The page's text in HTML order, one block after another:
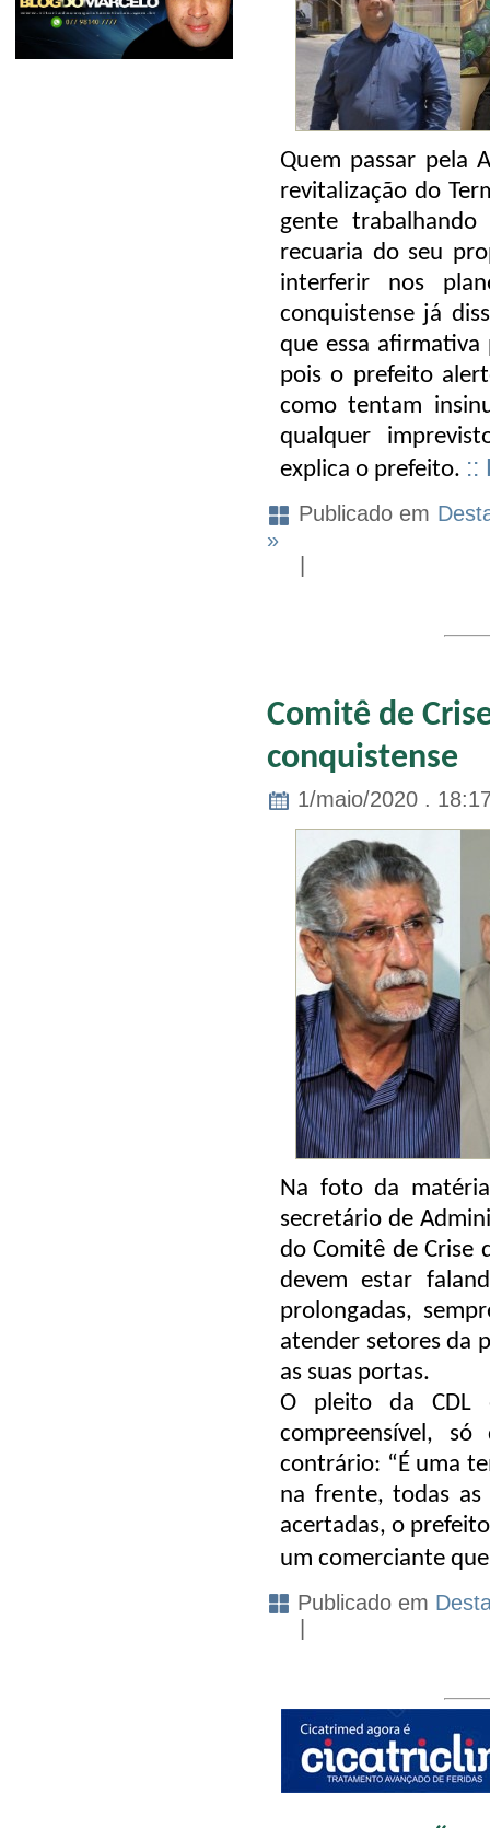
Quem passar pela
revitalização do
gente
recuaria do seu
interferir nos
conquistense já
que essa
pois o prefeito
como tentam
qualquer
explica o prefeito. ::
Publicado em
»
Comitê de
conquistense
1/maio/2020 .
Na foto da
secretário de
do Comitê de Crise
devem estar
prolongadas,
atender setores da
as suas portas.
O pleito da CDL
compreensível,
contrário: “É uma
na frente, todas as
acertadas, o
um comerciante
Publicado em